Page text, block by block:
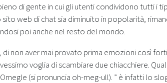
di gente in cui gli utenti condividono tutti i
web di chat sia diminuito in popolarità,
poi anche nel resto del mondo.
non aver mai provato prima emozioni così
voglia di scambiare due chiacchiere.
(si pronuncia oh-meg-ull). ” è infatti lo